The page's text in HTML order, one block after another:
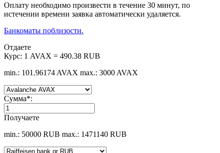
Оплату необходимо произвести в течение 30 минут, по
истечении времени заявка автоматически удаляется.
Банкоматы поблизости.
Отдаете
Курс: 1 AVAX = 490.38 RUB
min.: 101.96174 AVAX max.: 3000 AVAX
Сумма*:
Получаете
min.: 50000 RUB max.: 1471140 RUB